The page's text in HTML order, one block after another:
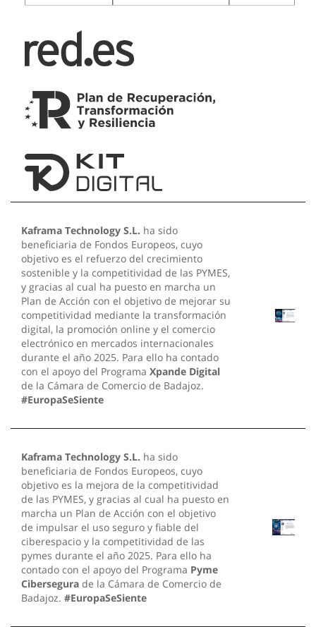
Kaframa Technology S.L. ha sido
beneficiaria de Fondos Europeos, cuyo
objetivo es el refuerzo del crecimiento
sostenible y la competitividad de las PYMES,
y gracias al cual ha puesto en marcha un
Plan de Acción con el objetivo de mejorar su
competitividad mediante la transformación
digital, la promoción online y el comercio
electrónico en mercados internacionales
durante el año 2025. Para ello ha contado
con el apoyo del Programa Xpande Digital
de la Cámara de Comercio de Badajoz.
#EuropaSeSiente
Kaframa Technology S.L. ha sido
beneficiaria de Fondos Europeos, cuyo
objetivo es la mejora de la competitividad
de las PYMES, y gracias al cual ha puesto en
marcha un Plan de Acción con el objetivo
de impulsar el uso seguro y fiable del
ciberespacio y la competitividad de las
pymes durante el año 2025. Para ello ha
contado con el apoyo del Programa Pyme
Cibersegura de la Cámara de Comercio de
Badajoz. #EuropaSeSiente